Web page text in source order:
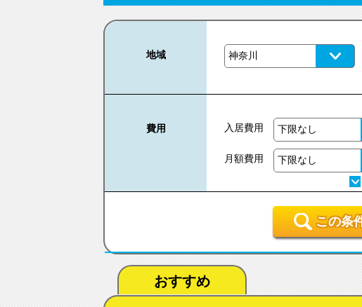
地域
費用 入居費用
月額費用
この条
おすすめ